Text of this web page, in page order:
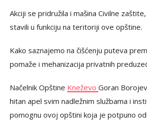
Akciji se pridružila i mašina Civilne
stavili u funkciju na teritoriji ove opštine.
Kako saznajemo na čišćenju puteva
pomaže i mehanizacija privatnih
Načelnik Opštine Kneževo Goran
hitan apel svim nadležnim službama i
pomognu ovoj opštini koja je potpuno